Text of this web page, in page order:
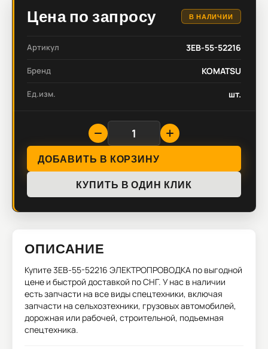
Цена по запросу В НАЛИЧИИ
Артикул 3EB-55-52216
Бренд KOMATSU
Ед.изм. шт.
ДОБАВИТЬ В КОРЗИНУ
КУПИТЬ В ОДИН КЛИК
ОПИСАНИЕ
Купите3EB-55-52216 ЭЛЕКТРОПРОВОДКА по выгодной
цене и быстрой доставкой по СНГ. У нас в наличии
есть запчасти на все виды спецтехники, включая
запчасти на сельхозтехники, грузовых автомобилей,
дорожная или рабочей, строительной, подъемная
спецтехника.